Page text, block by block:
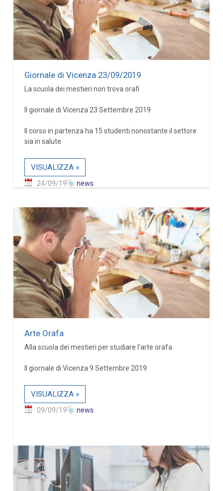
Giornale di Vicenza 23/09/2019
La scuola dei mestieri non trova orafi
Il giornale di Vicenza 23 Settembre 2019
Il corso in partenza ha 15 studenti nonostante il settore
sia in salute
VISUALIZZA »
24/09/19 news
Arte Orafa
Alla scuola dei mestieri per studiare l'arte orafa
Il giornale di Vicenza 9 Settembre 2019
VISUALIZZA »
09/09/19 news